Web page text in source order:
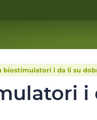
biostimulatori i da li su
i